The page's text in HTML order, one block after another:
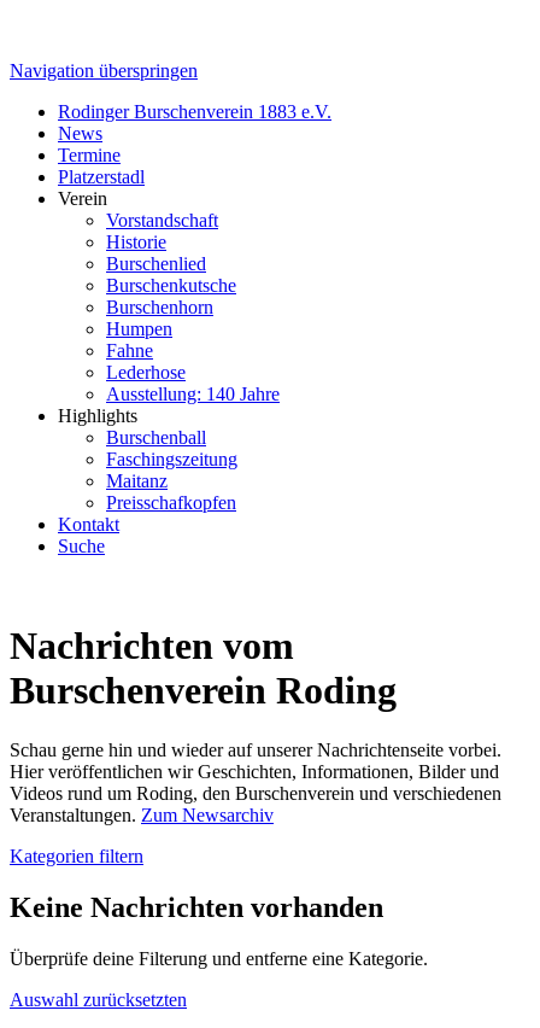
Navigation überspringen
Rodinger Burschenverein 1883 e.V.
News
Termine
Platzerstadl
Verein
Vorstandschaft
Historie
Burschenlied
Burschenkutsche
Burschenhorn
Humpen
Fahne
Lederhose
Ausstellung: 140 Jahre
Highlights
Burschenball
Faschingszeitung
Maitanz
Preisschafkopfen
Kontakt
Suche
Nachrichten vom
Burschenverein Roding
Schau gerne hin und wieder auf unserer Nachrichtenseite vorbei.
Hier veröffentlichen wir Geschichten, Informationen, Bilder und
Videos rund um Roding, den Burschenverein und verschiedenen
Veranstaltungen. Zum Newsarchiv
Kategorien filtern
Keine Nachrichten vorhanden
Überprüfe deine Filterung und entferne eine Kategorie.
Auswahl zurücksetzten